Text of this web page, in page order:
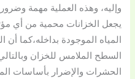
وإليه، وهذه العملية مهمة
يجعل الخزانات محمية من أي
المياه الموجودة بداخله،كما
السطح الملامس للخزان
الحشرات والإضرار بأساسات